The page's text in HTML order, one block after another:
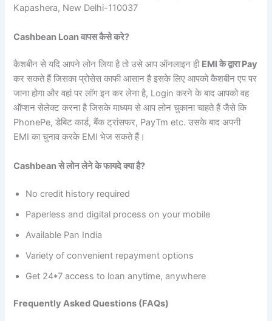
Kapashera, New Delhi-110037
Cashbean Loan वापस कैसे करे?
कैशबीन से यदि आपने लोन लिया है तो उसे आप ऑनलाइन ही EMI के द्वारा Pay
कर सकते हैं जिसका प्रोसेस काफी आसान है इसके लिए आपको कैशबीन एप पर
जाना होगा और वहां पर लॉग इन कर लेना है, Login करने के बाद आपको वह
ऑप्शन सेलेक्ट करना है जिसके माध्यम से आप लोन चुकाना चाहते हैं जैसे कि
PhonePe, डेबिट कार्ड, बैंक ट्रांसफर, PayTm etc. उसके बाद अपनी
EMI का चुनाव करके EMI भेज सकते हैं।
Cashbean से लोन लेने के फायदे क्या है?
No credit history required
Paperless and digital process on your mobile
Available Pan India
Variety of convenient repayment options
Get 24*7 access to loan anytime, anywhere
Frequently Asked Questions (FAQs)